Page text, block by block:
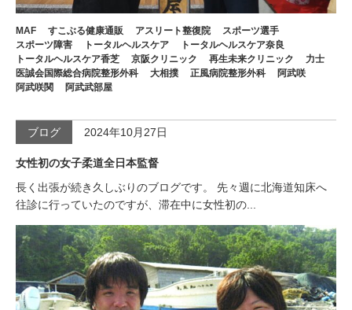
MAF すこぶる健康通販 アスリート整復院
スポーツ選手
スポーツ障害
トータルヘルスケア
トータルヘルスケア奈良
トータルヘルスケア香芝
京阪クリニック 再生未来クリニック
力士
医誠会国際総合病院整形外科
大相撲 正風病院整形外科
阿武咲
阿武咲関
阿武武部屋
ブログ 2024年10月27日
女性初の女子柔道全日本監督
長く出張が続き久しぶりのブログです。 先々週に北海道知床へ
往診に行っていたのですが、滞在中に女性初の...